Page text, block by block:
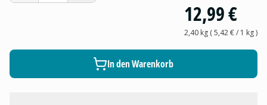
12,99 €
2,40 kg(5,42 €/ 1 kg)
In den Warenkorb